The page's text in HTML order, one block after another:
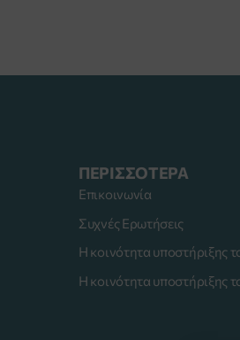
ΠΕΡΙΣΣΟΤΕΡΑ
Επικοινωνία
Συχνές Ερωτήσεις
Η κοινότητα υποστήριξης
Η κοινότητα υποστήριξης